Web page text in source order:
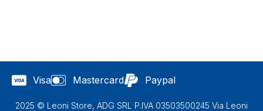
Visa Mastercard Paypal
2025 © Leoni Store, ADG SRL P.IVA 03503500245 Via Leoni